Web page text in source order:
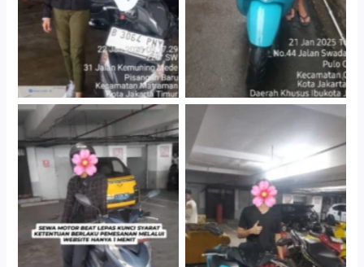
Cityplaza Jatinegara
Gedung Parkir P6A
Cityplaza Jatinegara
Gedung Parkir P6A